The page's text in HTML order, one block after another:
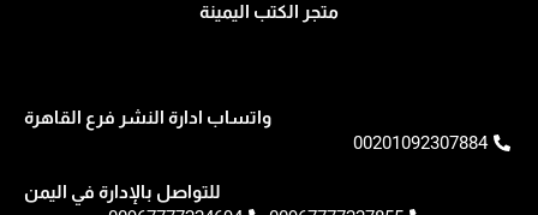
متجر الكتب اليمينة
واتساب ادارة النشر فرع القاهرة
00201092307884
للتواصل بالإدارة في اليمن